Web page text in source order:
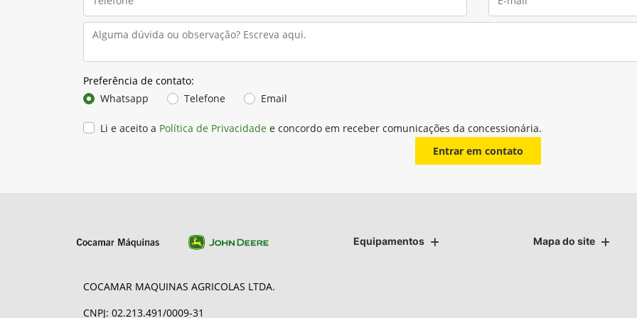
Preferência de contato:
Whatsapp
Telefone Email
Li e aceito a Política de Privacidade e concordo em receber comunicações da concessionária.
Entrar em contato
Equipamentos Mapa do site
COCAMAR MAQUINAS AGRICOLAS LTDA.
CNPJ: 02.213.491/0009-31